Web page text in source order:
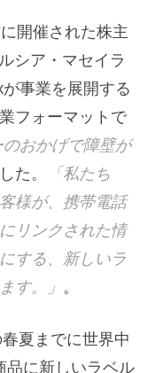
開催された株主
シア・マセイラ
事業を展開する
フォーマットで
おかげで障壁が
た。
「私たち
様が、携帯電話
リンクされた情
する、新しいラ
す。」 。
夏までに世界中
品に新しいラベル